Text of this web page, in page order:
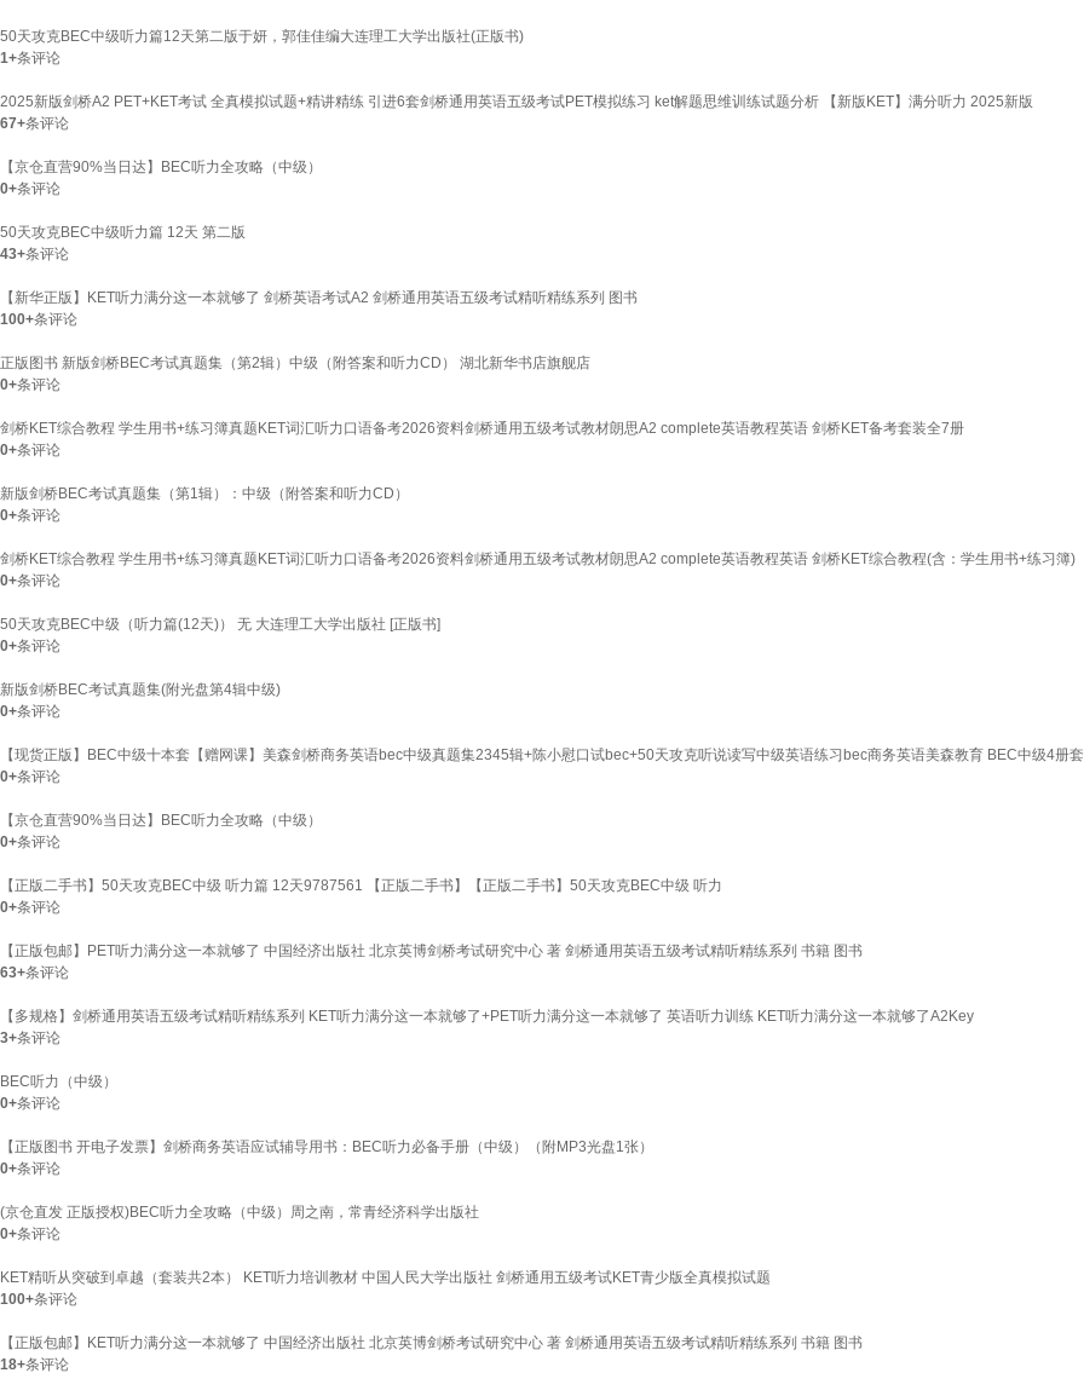
50天攻克BEC中级听力篇12天第二版于妍，郭佳佳编大连理工大学出版社(正版书)
1+条评论
2025新版剑桥A2 PET+KET考试 全真模拟试题+精讲精练 引进6套剑桥通用英语五级考试PET模拟练习 ket解题思维训练试题分析 【新版KET】满分听力 2025新版
67+条评论
【京仓直营90%当日达】BEC听力全攻略（中级）
0+条评论
50天攻克BEC中级听力篇 12天 第二版
43+条评论
【新华正版】KET听力满分这一本就够了 剑桥英语考试A2 剑桥通用英语五级考试精听精练系列 图书
100+条评论
正版图书 新版剑桥BEC考试真题集（第2辑）中级（附答案和听力CD） 湖北新华书店旗舰店
0+条评论
剑桥KET综合教程 学生用书+练习簿真题KET词汇听力口语备考2026资料剑桥通用五级考试教材朗思A2 complete英语教程英语 剑桥KET备考套装全7册
0+条评论
新版剑桥BEC考试真题集（第1辑）：中级（附答案和听力CD）
0+条评论
剑桥KET综合教程 学生用书+练习簿真题KET词汇听力口语备考2026资料剑桥通用五级考试教材朗思A2 complete英语教程英语 剑桥KET综合教程(含：学生用书+练习簿)
0+条评论
50天攻克BEC中级（听力篇(12天)） 无 大连理工大学出版社 [正版书]
0+条评论
新版剑桥BEC考试真题集(附光盘第4辑中级)
0+条评论
【现货正版】BEC中级十本套【赠网课】美森剑桥商务英语bec中级真题集2345辑+陈小慰口试bec+50天攻克听说读写中级英语练习bec商务英语美森教育 BEC中级4册
0+条评论
【京仓直营90%当日达】BEC听力全攻略（中级）
0+条评论
【正版二手书】50天攻克BEC中级 听力篇 12天9787561 【正版二手书】【正版二手书】50天攻克BEC中级 听力
0+条评论
【正版包邮】PET听力满分这一本就够了 中国经济出版社 北京英博剑桥考试研究中心 著 剑桥通用英语五级考试精听精练系列 书籍 图书
63+条评论
【多规格】剑桥通用英语五级考试精听精练系列 KET听力满分这一本就够了+PET听力满分这一本就够了 英语听力训练 KET听力满分这一本就够了A2Key
3+条评论
BEC听力（中级）
0+条评论
【正版图书 开电子发票】剑桥商务英语应试辅导用书：BEC听力必备手册（中级）（附MP3光盘1张）
0+条评论
(京仓直发 正版授权)BEC听力全攻略（中级）周之南，常青经济科学出版社
0+条评论
KET精听从突破到卓越（套装共2本） KET听力培训教材 中国人民大学出版社 剑桥通用五级考试KET青少版全真模拟试题
100+条评论
【正版包邮】KET听力满分这一本就够了 中国经济出版社 北京英博剑桥考试研究中心 著 剑桥通用英语五级考试精听精练系列 书籍 图书
18+条评论